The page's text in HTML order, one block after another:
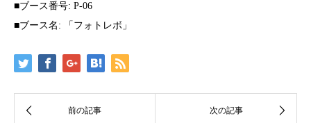
■ブース番号: P-06
■ブース名: 「フォトレボ」